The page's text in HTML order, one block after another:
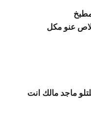
عنو مكل
ماجد مالك انت